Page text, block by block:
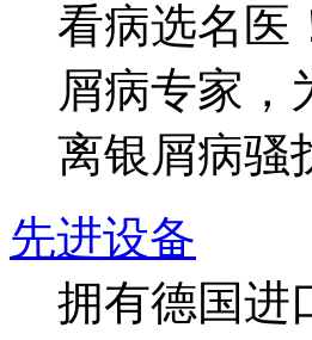
看病选名医
屑病专家，
离银屑病骚
先进设备
拥有德国进